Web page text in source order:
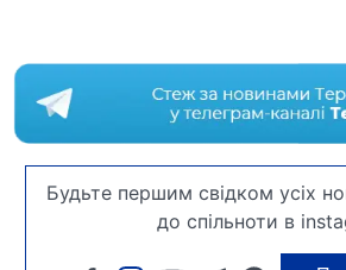
Будьте першим свідком усіх
до спільноти в